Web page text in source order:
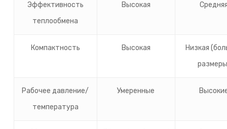
Эффективность
теплообмена
Высокая
Компактность Высокая
Низкая
Рабочее давление/
температура
Умеренные